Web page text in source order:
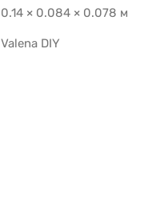
0.14 × 0.084 × 0.078 м
Valena DIY